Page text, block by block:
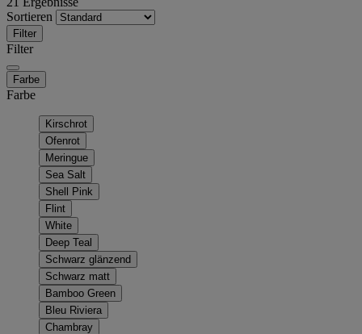
Sortieren
Filter
Filter
Farbe
Farbe
Kirschrot
Ofenrot
Meringue
Sea Salt
Shell Pink
Flint
White
Deep Teal
Schwarz glänzend
Schwarz matt
Bamboo Green
Bleu Riviera
Chambray